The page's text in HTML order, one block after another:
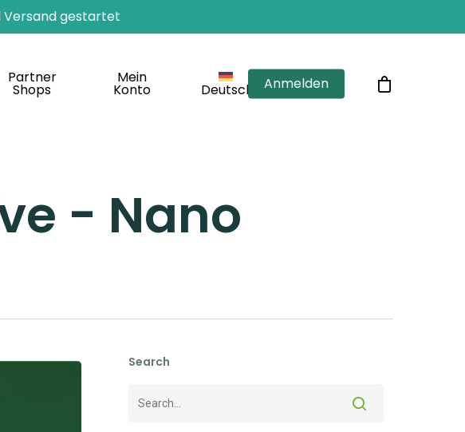
Versand gestartet
Partner
Shops
Mein
Konto Deutsch Anmelden
- Nano
Search